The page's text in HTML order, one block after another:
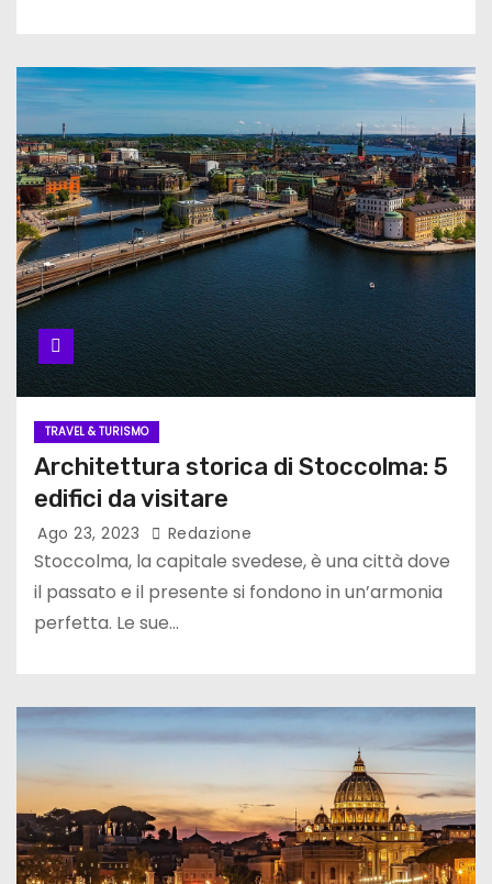
TRAVEL & TURISMO
Architettura storica di Stoccolma: 5
edifici da visitare
Ago 23, 2023 Redazione
Stoccolma, la capitale svedese, è una città dove
il passato e il presente si fondono in un’armonia
perfetta. Le sue…